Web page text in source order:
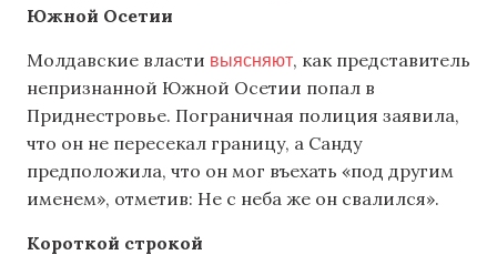
Южной Осетии
Молдавские власти выясняют, как представитель
непризнанной Южной Осетии попал в
Приднестровье. Пограничная полиция заявила,
что он не пересекал границу, а Санду
предположила, что он мог въехать «под другим
именем», отметив: Не с неба же он свалился».
Короткой строкой